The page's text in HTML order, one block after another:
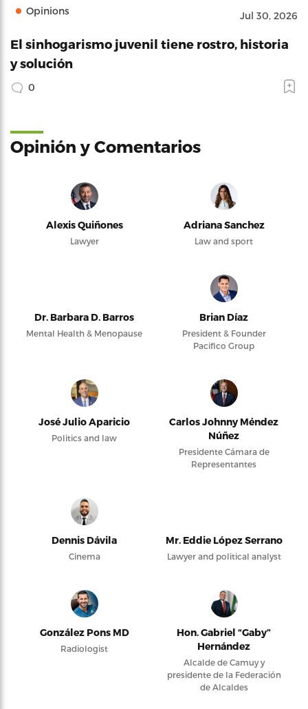
Opinions Jul 30, 2026
El sinhogarismo juvenil tiene rostro, historia
y solución
0
Opinión y Comentarios
Alexis Quiñones
Lawyer
Adriana Sanchez
Law and sport
Dr. Barbara D. Barros
Mental Health & Menopause
Brian Díaz
President & Founder
Pacifico Group
José Julio Aparicio
Politics and law
Carlos Johnny Méndez
Núñez
Presidente Cámara de
Representantes
Dennis Dávila
Cinema
Mr. Eddie López Serrano
Lawyer and political analyst
González Pons MD
Radiologist
Hon. Gabriel “Gaby”
Hernández
Alcalde de Camuy y
presidente de la Federación
de Alcaldes